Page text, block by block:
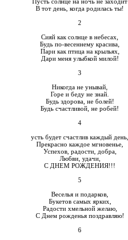
В тот день, когда родилась ты!
2
Сияй как солнце в небесах,
Будь по-весеннему красива,
Пари как птица на крыльях,
Дари меня улыбкой милой!
3
Никогда не унывай,
Горе и беду не знай.
Будь здорова, не болей!
Будь счастливой, не робей!
4
усть будет счастлив каждый день,
Прекрасно каждое мгновенье,
Успехов, радости, добра,
Любви, удачи,
С ДНЕМ РОЖДЕНИЯ!!!
5
Веселья и подарков,
Букетов самых ярких,
Радости хмельной желаю,
С Днем рожденья поздравляю!
6